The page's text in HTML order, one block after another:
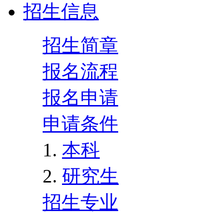
招生信息
招生简章
报名流程
报名申请
申请条件
本科
研究生
招生专业